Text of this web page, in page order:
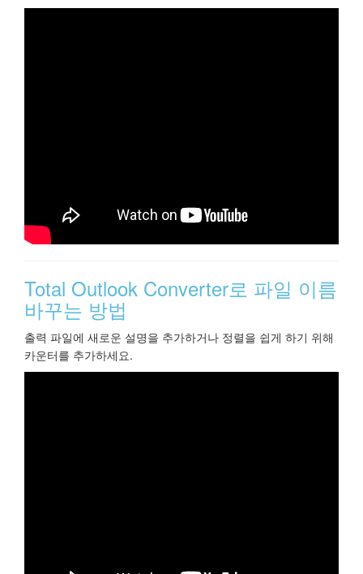
Total Outlook Converter로 파일 이름
바꾸는 방법
출력 파일에 새로운 설명을 추가하거나 정렬을 쉽게 하기 위해
카운터를 추가하세요.